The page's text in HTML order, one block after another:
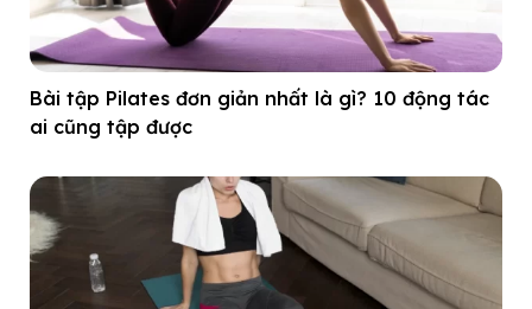
Bài tập Pilates đơn giản nhất là gì? 10 động tác
ai cũng tập được